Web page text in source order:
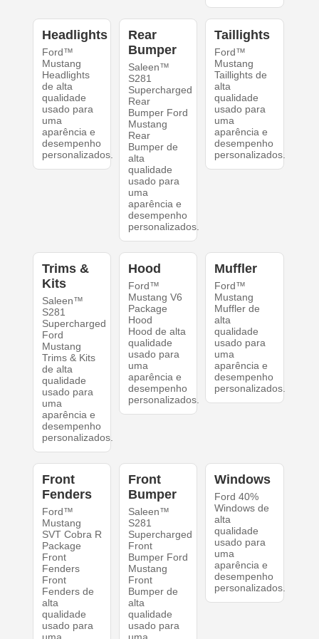
Headlights
Ford™
Mustang
Headlights
de alta
qualidade
usado para
uma
aparência e
desempenho
personalizados.
Rear
Bumper
Saleen™
S281
Supercharged
Rear
Bumper Ford
Mustang
Rear
Bumper de
alta
qualidade
usado para
uma
aparência e
desempenho
personalizados.
Taillights
Ford™
Mustang
Taillights de
alta
qualidade
usado para
uma
aparência e
desempenho
personalizados.
Trims &
Kits
Saleen™
S281
Supercharged
Ford
Mustang
Trims & Kits
de alta
qualidade
usado para
uma
aparência e
desempenho
personalizados.
Hood
Ford™
Mustang V6
Package
Hood
Hood de alta
qualidade
usado para
uma
aparência e
desempenho
personalizados.
Muffler
Ford™
Mustang
Muffler de
alta
qualidade
usado para
uma
aparência e
desempenho
personalizados.
Front
Fenders
Ford™
Mustang
SVT Cobra R
Package
Front
Fenders
Front
Fenders de
alta
qualidade
usado para
Front
Bumper
Saleen™
S281
Supercharged
Front
Bumper Ford
Mustang
Front
Bumper de
alta
qualidade
usado para
Windows
Ford 40%
Windows de
alta
qualidade
usado para
uma
aparência e
desempenho
personalizados.